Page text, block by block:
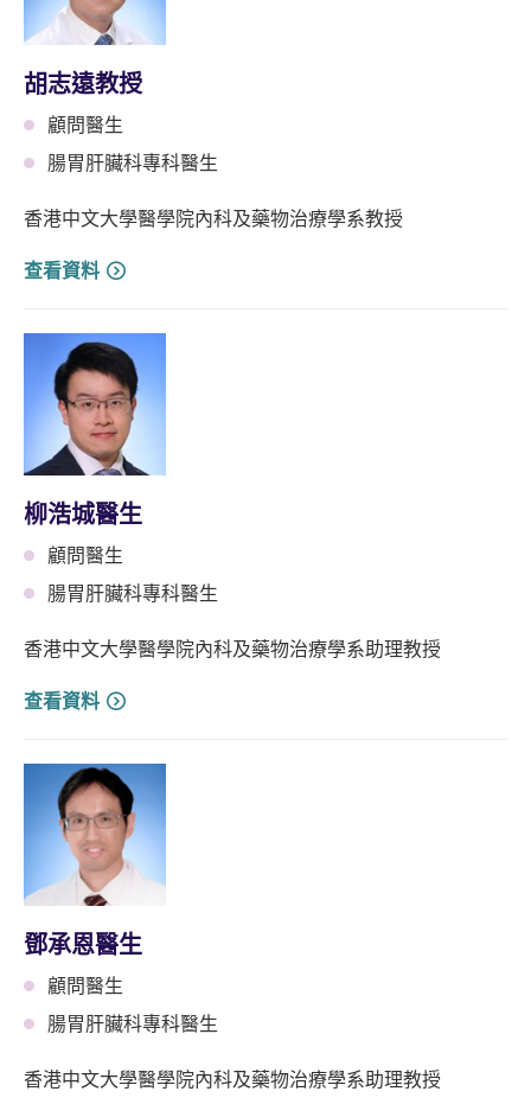
胡志遠教授
顧問醫生
腸胃肝臟科專科醫生
香港中文大學醫學院內科及藥物治療學系教授
查看資料
柳浩城醫生
顧問醫生
腸胃肝臟科專科醫生
香港中文大學醫學院內科及藥物治療學系助理教授
查看資料
鄧承恩醫生
顧問醫生
腸胃肝臟科專科醫生
香港中文大學醫學院內科及藥物治療學系助理教授